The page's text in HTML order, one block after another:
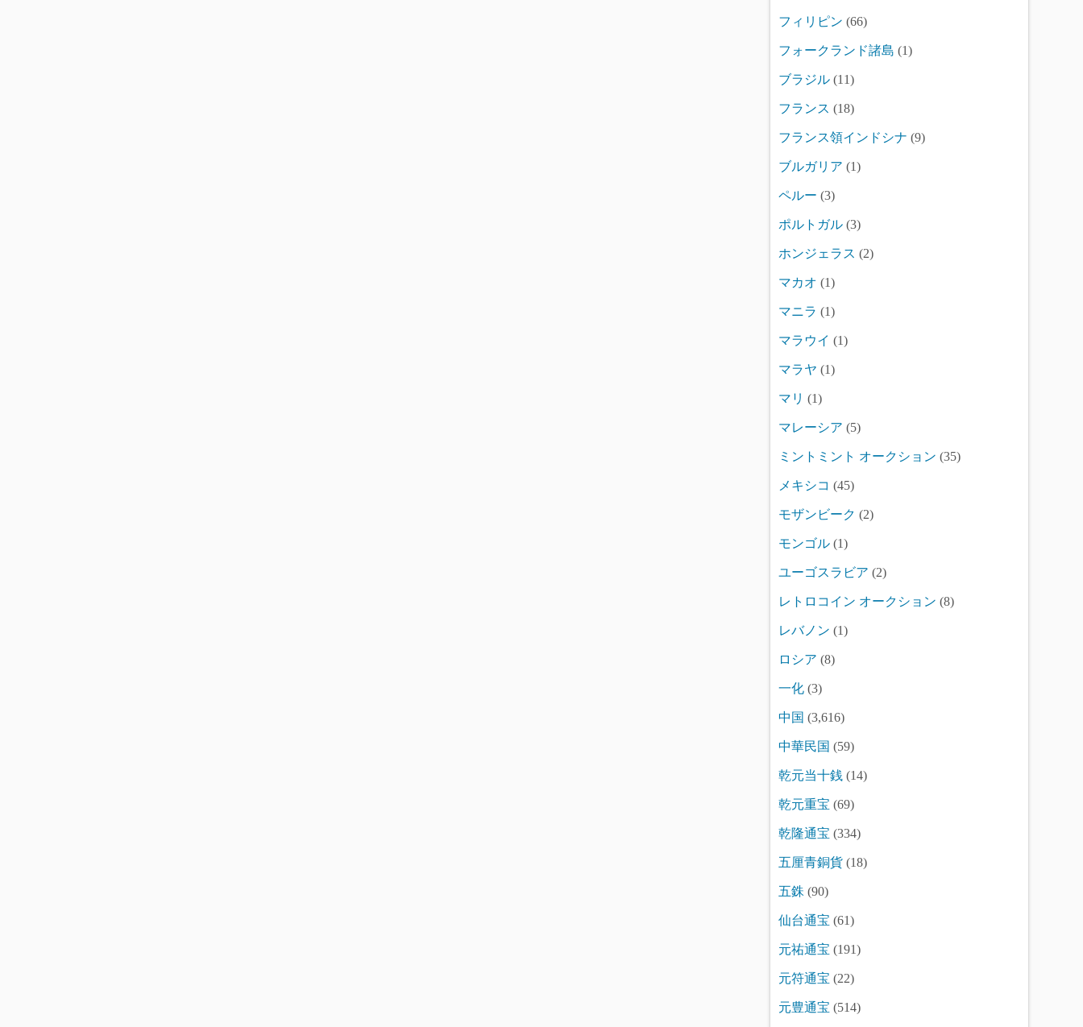
フィリピン (66)
フォークランド諸島 (1)
ブラジル (11)
フランス (18)
フランス領インドシナ (9)
ブルガリア (1)
ペルー (3)
ポルトガル (3)
ホンジェラス (2)
マカオ (1)
マニラ (1)
マラウイ (1)
マラヤ (1)
マリ (1)
マレーシア (5)
ミントミント オークション (35)
メキシコ (45)
モザンビーク (2)
モンゴル (1)
ユーゴスラビア (2)
レトロコイン オークション (8)
レバノン (1)
ロシア (8)
一化 (3)
中国 (3,616)
中華民国 (59)
乾元当十銭 (14)
乾元重宝 (69)
乾隆通宝 (334)
五厘青銅貨 (18)
五銖 (90)
仙台通宝 (61)
元祐通宝 (191)
元符通宝 (22)
元豊通宝 (514)